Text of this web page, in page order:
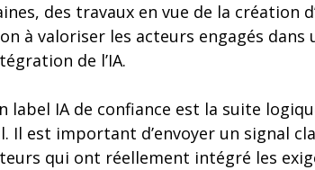
des travaux en vue de la création
à valoriser les acteurs engagés
de l’IA.
label IA de confiance est la suite
Il est important d’envoyer un signal
qui ont réellement intégré les